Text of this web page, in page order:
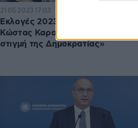
21·05·2023 17:03
Εκλογές 2023: Στις Σέρρες
Κώστας Καραμανλής – «Η
στιγμή της Δημοκρατίας»